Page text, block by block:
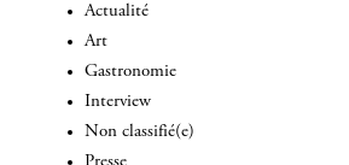
Actualité
Art
Gastronomie
Interview
Non classifié(e)